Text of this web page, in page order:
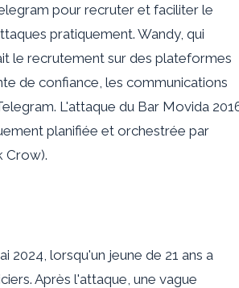
pour recruter et faciliter le
pratiquement. Wandy, qui
le recrutement sur des plateformes
de confiance, les communications
L'attaque du Bar Movida
planifiée et orchestrée par
Crow).
2024, lorsqu'un jeune de 21 ans a
Après l'attaque, une vague